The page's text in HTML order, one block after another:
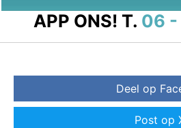
APP ONS! T. 06 -
Deel op
Post op